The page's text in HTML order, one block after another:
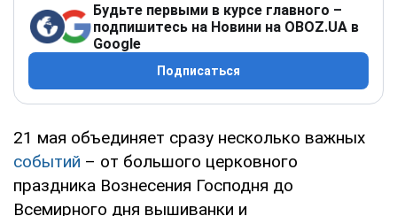
Будьте первыми в курсе главного –
подпишитесь на Новини на OBOZ.UA в
Google
Подписаться
21 мая объединяет сразу несколько важных
событий – от большого церковного
праздника Вознесения Господня до
Всемирного дня вышиванки и